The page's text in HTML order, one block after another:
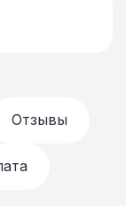
Отзывы